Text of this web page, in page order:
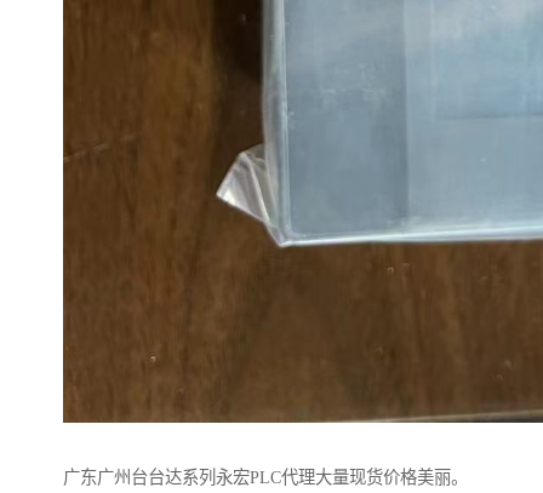
广东广州台台达系列永宏PLC代理大量现货价格美丽。